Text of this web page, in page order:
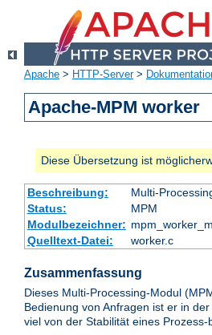
Apache > HTTP-Server>
Apache-MPM worker
Diese Übersetzung ist
Beschreibung:
Multi-
Status:
MPM
Modulbezeichner:
Quelltext-Datei:
worker.c
Zusammenfassung
Dieses Multi-Processing-Modul
Bedienung von Anfragen ist er in
viel von der Stabilität eines